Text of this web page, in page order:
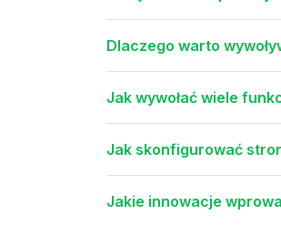
Dlaczego warto
Jak wywołać wiele
Jak skonfigurować
Jakie innowacje